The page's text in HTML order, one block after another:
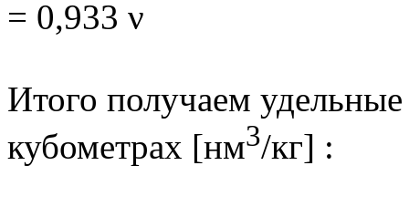
= 0,933 ν
Итого получаем
кубометрах [нм3/кг] :